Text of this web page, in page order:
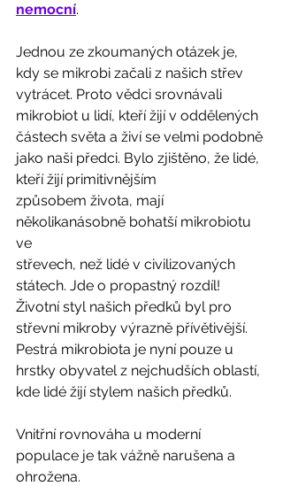
nemocní.
Jednou ze zkoumaných otázek je,
kdy se mikrobi začali z našich střev
vytrácet. Proto vědci srovnávali
mikrobiot u lidí, kteří žijí v oddělených
částech světa a živí se velmi podobně
jako naši předci. Bylo zjištěno, že lidé,
kteří žijí primitivnějším
způsobem života, mají
několikanásobně bohatší mikrobiotu
ve
střevech, než lidé v civilizovaných
státech. Jde o propastný rozdíl!
Životní styl našich předků byl pro
střevní mikroby výrazně přívětivější.
Pestrá mikrobiota je nyní pouze u
hrstky obyvatel z nejchudších oblastí,
kde lidé žijí stylem našich předků.
Vnitřní rovnováha u moderní
populace je tak vážně narušena a
ohrožena.